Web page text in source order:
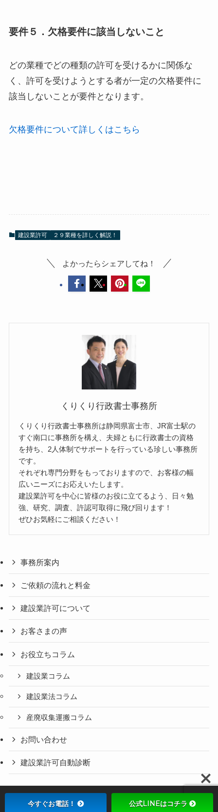
要件５．欠格要件に該当しないこと
どの業種でどの種類の許可を受けるかに関係な
く、許可を受けようとする者が一定の欠格要件に
該当しないことが要件となります。
欠格要件について詳しくはこちら
建設業許可 ２９業種を詳しく解説！
よかったらシェアしてね！
くりくり行政書士事務所
くりくり行政書士事務所は静岡県富士市、JR富士駅の
すぐ南口に事務所を構え、夫婦ともに行政書士の資格
を持ち、2人体制でサポートを行っている珍しい事務所
です。
それぞれ専門分野をもっておりますので、お客様の幅
広いニーズにお応えいたします。
建設業許可を中心に皆様のお役に立てるよう、日々勉
強、研究、調査、許認可取得に飛び回ります！
ぜひお気軽にご相談ください！
事務所案内
ご依頼の流れと料金
建設業許可について
お客さまの声
お役立ちコラム
建設業コラム
建設業法コラム
産廃収集運搬コラム
お問い合わせ
建設業許可自動診断
今すぐお電話！ 公式LINEはコチラ